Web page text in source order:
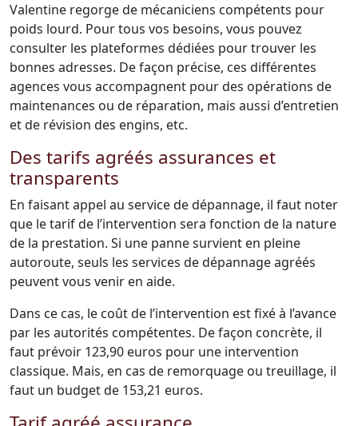
Valentine regorge de mécaniciens compétents pour
poids lourd. Pour tous vos besoins, vous pouvez
consulter les plateformes dédiées pour trouver les
bonnes adresses. De façon précise, ces différentes
agences vous accompagnent pour des opérations de
maintenances ou de réparation, mais aussi d’entretien
et de révision des engins, etc.
Des tarifs agréés assurances et
transparents
En faisant appel au service de dépannage, il faut noter
que le tarif de l’intervention sera fonction de la nature
de la prestation. Si une panne survient en pleine
autoroute, seuls les services de dépannage agréés
peuvent vous venir en aide.
Dans ce cas, le coût de l’intervention est fixé à l’avance
par les autorités compétentes. De façon concrète, il
faut prévoir 123,90 euros pour une intervention
classique. Mais, en cas de remorquage ou treuillage, il
faut un budget de 153,21 euros.